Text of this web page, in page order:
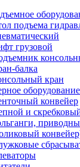
подъема
грузовой
балка
кран
конвейер
и